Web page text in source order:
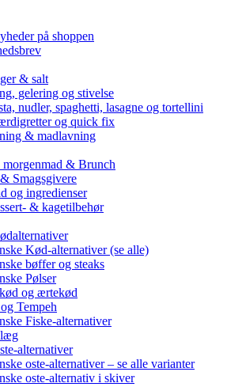
på shoppen
& salt
gelering og stivelse
nudler, spaghetti, lasagne og tortellini
og quick fix
& madlavning
morgenmad & Brunch
Smagsgivere
og ingredienser
& kagetilbehør
Kød-alternativer (se alle)
bøffer og steaks
Pølser
og ærtekød
Tempeh
Fiske-alternativer
alternativer
oste-alternativer – se alle varianter
oste-alternativ i skiver